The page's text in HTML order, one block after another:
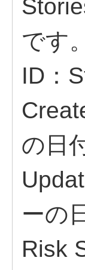
です。
ID：
の日
ーの
Risk